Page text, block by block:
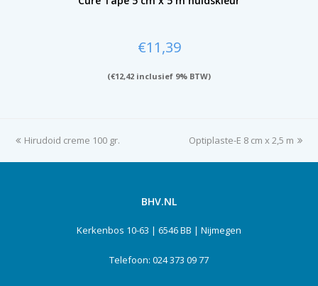
€11,39
(€12,42 inclusief 9% BTW)
previous
Hirudoid creme 100 gr.
next
Optiplaste-E 8 cm x 2,5 m
BHV.NL
Kerkenbos 10-63 | 6546 BB | Nijmegen
Telefoon: 024 373 09 77